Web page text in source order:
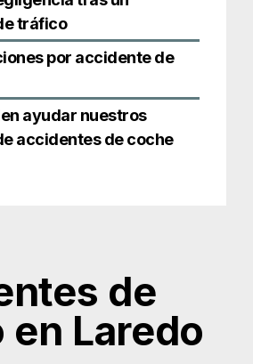
de
en Laredo
20 (Bob Bullock Loop),
Street incluyen: